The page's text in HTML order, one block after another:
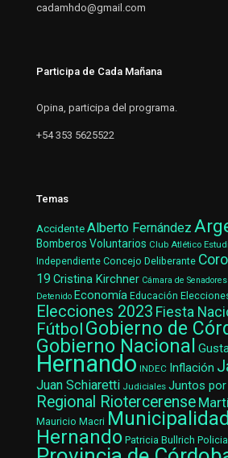
cadamhdo@gmail.com
Participa de Cada Mañana
Opina, participa del programa.
+54 353 5625522
Temas
AccidenteAlberto Fernández
Bomberos Voluntarios Club Atlético
Independiente Concejo Deliberante
19 Cristina Kirchner Cámara de Senadores
Detenido Economía Educación
Elecciones 2023 Fiesta
Fútbol Gobierno de
Gobierno Nacional
Hernando INDEC Inflación
Juan Schiaretti Judiciales Juntos
Regional Riotercerense
Mauricio Macri
Hernando Patricia Bullrich